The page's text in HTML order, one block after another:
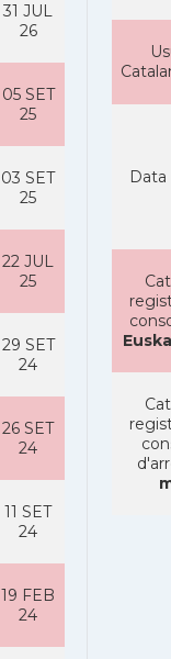
31 JUL
26
05 SET
25
03 SET
25
22 JUL
25
29 SET
24
26 SET
24
11 SET
24
19 FEB
24
Data